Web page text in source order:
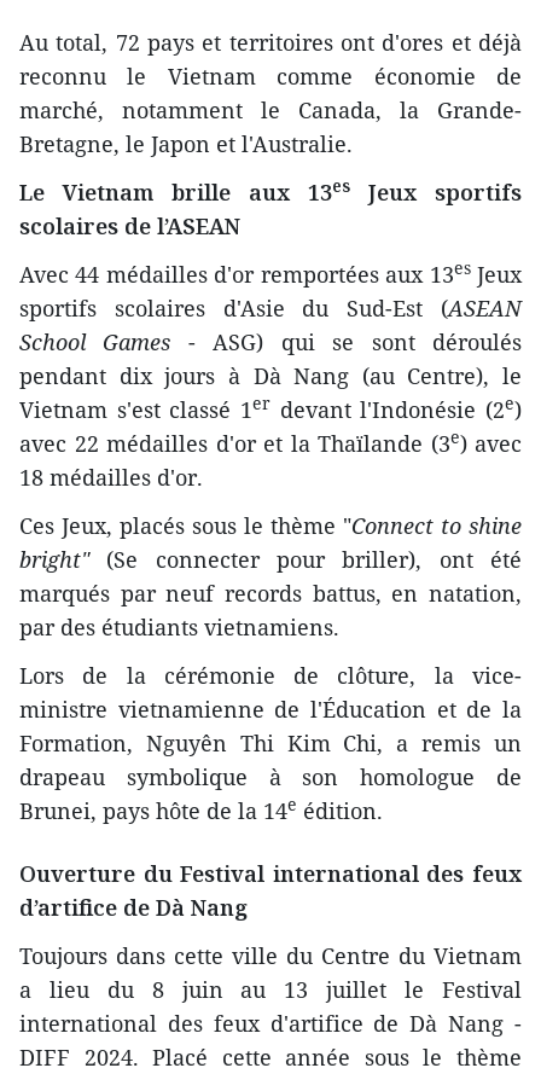
Au total, 72 pays et territoires ont d'ores et déjà
reconnu le Vietnam comme économie de
marché, notamment le Canada, la Grande-
Bretagne, le Japon et l'Australie.
Le Vietnam brille aux 13es
Jeux sportifs
scolaires de l’ASEAN
Avec 44 médailles d'or remportées aux 13esJeux
sportifs scolaires d'Asie du Sud-Est (ASEAN
School Games - ASG) qui se sont déroulés
pendant dix jours à Dà Nang (au Centre), le
Vietnam s'est classé 1er devant l'Indonésie (2e)
avec 22 médailles d'or et la Thaïlande (3e) avec
18 médailles d'or.
Ces Jeux, placés sous le thème "Connect to shine
bright"(Se connecter pour briller), ont été
marqués par neuf records battus, en natation,
par des étudiants vietnamiens.
Lors de la cérémonie de clôture, la vice-
ministre vietnamienne de l'Éducation et de la
Formation, Nguyên Thi Kim Chi, a remis un
drapeau symbolique à son homologue de
Brunei, pays hôte de la 14e édition.
Ouverture du Festival international des feux
d’artifice de Dà Nang
Toujours dans cette ville du Centre du Vietnam
a lieu du 8 juin au 13 juillet le Festival
international des feux d'artifice de Dà Nang -
DIFF 2024. Placé cette année sous le thème